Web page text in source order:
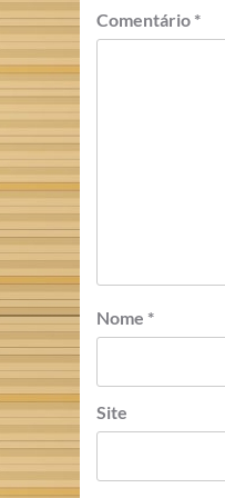
Comentário *
Nome *
Site